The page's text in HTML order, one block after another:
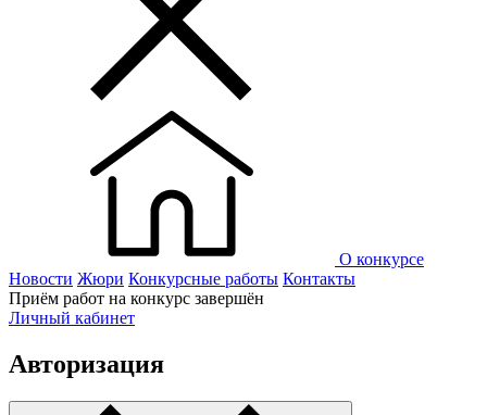
О конкурсе
Новости Жюри Конкурсные работы Контакты
Приём работ на конкурс завершён
Личный кабинет
Авторизация